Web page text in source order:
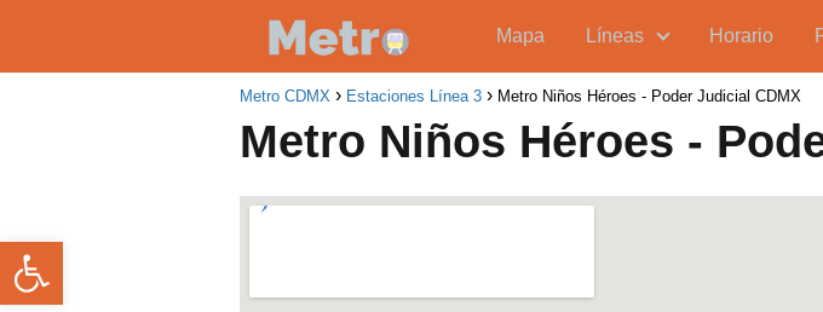
Mapa Líneas Horario
Metro CDMX Estaciones Línea 3 Metro Niños Héroes - Poder Judicial CDMX
Metro Niños Héroes -
Abrir barra de herramientas